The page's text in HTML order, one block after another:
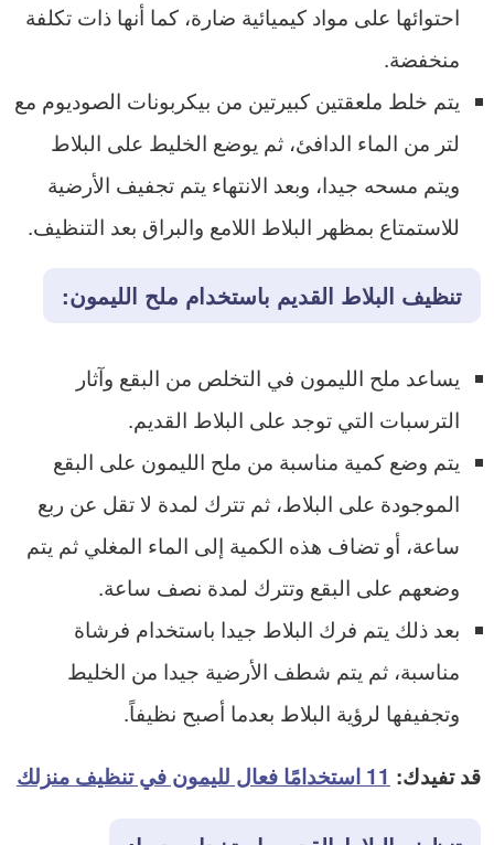
احتوائها على مواد كيميائية ضارة، كما أنها ذات تكلفة
منخفضة.
يتم خلط ملعقتين كبيرتين من بيكربونات الصوديوم مع
لتر من الماء الدافئ، ثم يوضع الخليط على البلاط
ويتم مسحه جيدا، وبعد الانتهاء يتم تجفيف الأرضية
للاستمتاع بمظهر البلاط اللامع والبراق بعد التنظيف.
تنظيف البلاط القديم باستخدام ملح الليمون:
يساعد ملح الليمون في التخلص من البقع وآثار
الترسبات التي توجد على البلاط القديم.
يتم وضع كمية مناسبة من ملح الليمون على البقع
الموجودة على البلاط، ثم تترك لمدة لا تقل عن ربع
ساعة، أو تضاف هذه الكمية إلى الماء المغلي ثم يتم
وضعهم على البقع وتترك لمدة نصف ساعة.
بعد ذلك يتم فرك البلاط جيدا باستخدام فرشاة
مناسبة، ثم يتم شطف الأرضية جيدا من الخليط
وتجفيفها لرؤية البلاط بعدما أصبح نظيفاً.
قد تفيدك: 11 استخدامًا فعال لليمون في تنظيف منزلك